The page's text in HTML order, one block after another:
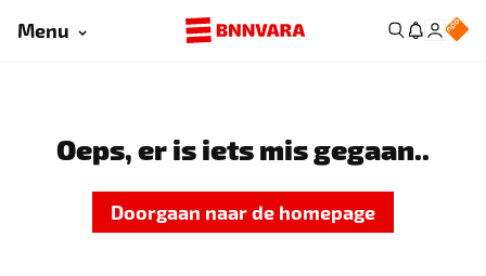
Menu
Oeps, er is iets mis gegaan..
Doorgaan naar de homepage